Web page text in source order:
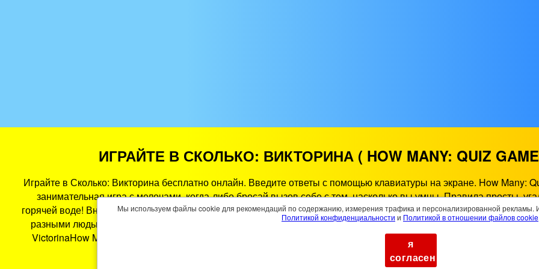
ИГРАЙТЕ В СКОЛЬКО: ВИКТОРИНА ( HOW MANY: QUIZ
Играйте в Сколько: Викторина бесплатно онлайн. Введите ответы с помощью клавиатуры на экране. How Many:
занимательная игра с мелочами, когда-либо бросай вызов себе с тем, насколько вы умны. Правила просты,
горячей воде! Внимательно прочитайте вопросы викторины и введите правильный ответ на доске. Каждая
разными людьми. Угадайте это правильно, чтобы вы могли наблюдать, как ваши соперники съедаются
VictorinaHow Many: Quiz Game PlayGames365.com, этот сайт предлагает вам лучшие игровые развлечения в
работает на смартфонах, планшетах, ПК и смарт-телевизорах. Вы можете играть в Сколько:
Мы используем файлы cookie для рекомендаций по содержанию, измерения трафика и персонализированной рекламы.
Политикой конфиденциальности и Политикой в ​​отношении файлов cookie
я
согласен